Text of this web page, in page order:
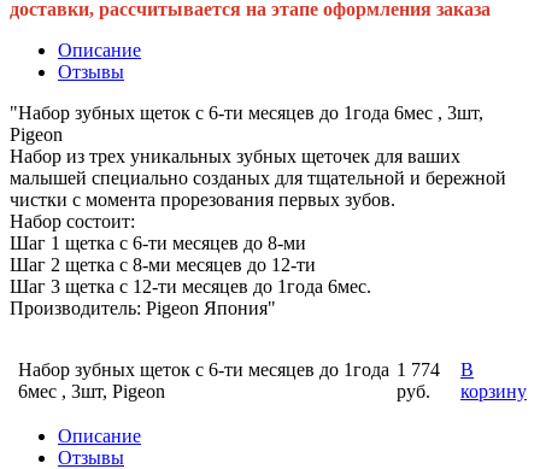
доставки, рассчитывается на этапе оформления заказа
Описание
Отзывы
"Набор зубных щеток с 6-ти месяцев до 1года 6мес , 3шт,
Pigeon
Набор из трех уникальных зубных щеточек для ваших
малышей специально созданых для тщательной и бережной
чистки с момента прорезования первых зубов.
Набор состоит:
Шаг 1 щетка с 6-ти месяцев до 8-ми
Шаг 2 щетка с 8-ми месяцев до 12-ти
Шаг 3 щетка с 12-ти месяцев до 1года 6мес.
Производитель: Pigeon Япония"
Набор зубных щеток с 6-ти месяцев до 1года
6мес , 3шт, Pigeon
1 774
руб.
В
корзину
Описание
Отзывы